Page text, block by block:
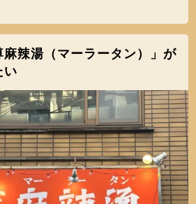
辣湯（マーラータン）」が
い